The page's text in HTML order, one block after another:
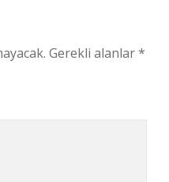
Gerekli alanlar*